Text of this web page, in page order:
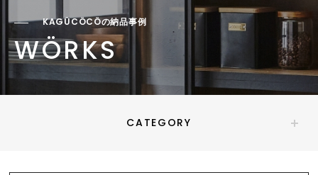
KAGÜCÖCÖの納品事例
WÖRKS
CATEGORY